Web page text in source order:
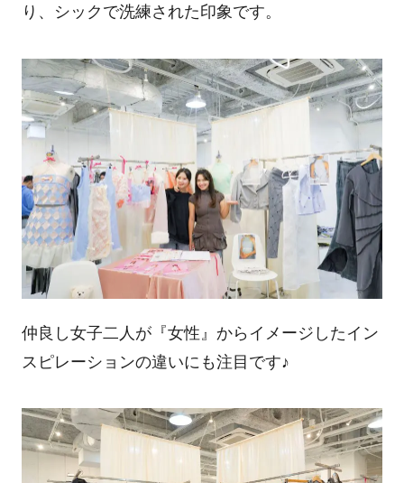
り、シックで洗練された印象です。
仲良し女子二人が『女性』からイメージしたイン
スピレーションの違いにも注目です♪